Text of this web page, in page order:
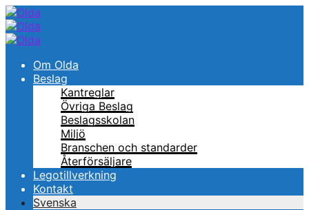
Om Olda
Beslag
Kantreglar
Övriga Beslag
Beslagsskolan
Miljö
Branschen och standarder
Återförsäljare
Legotillverkning
Kontakt
Svenska